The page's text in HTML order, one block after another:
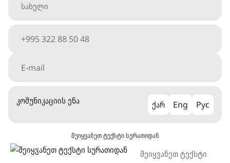
კომუნიკაციის ენა ქარ Eng Рус
შეიყვანეთ ტექსტი სურათიდან